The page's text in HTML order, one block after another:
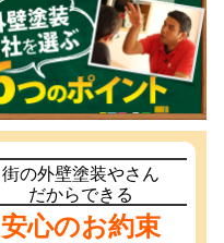
街の外壁塗装やさん
だからできる
安心のお約束